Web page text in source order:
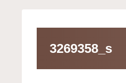
3269358_s